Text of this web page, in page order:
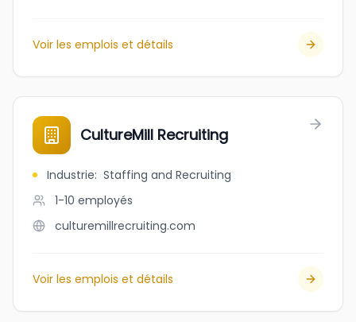
Voir les emplois et détails
CultureMill Recruiting
Industrie: Staffing and Recruiting
1-10 employés
culturemillrecruiting.com
Voir les emplois et détails